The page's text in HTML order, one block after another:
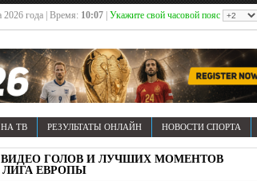
года | Время: 10:07| Укажите свой часовой пояс
ТВ РЕЗУЛЬТАТЫ ОНЛАЙН НОВОСТИ СПОРТА
ВИДЕО ГОЛОВ И ЛУЧШИХ МОМЕНТОВ
ЕВРОПЫ